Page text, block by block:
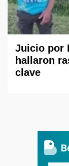
Juicio por
hallaron
clave